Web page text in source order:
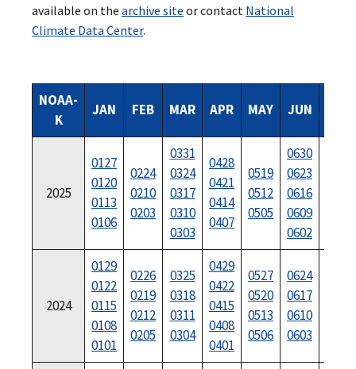
available on the archive site or contact National
Climate Data Center.
NOAA-
K
JAN FEB MAR APR MAY JUN
2025
0127
0120
0113
0106
0224
0210
0203
0331
0324
0317
0310
0303
0428
0421
0414
0407
0519
0512
0505
0630
0623
0616
0609
0602
2024
0129
0122
0115
0108
0101
0226
0219
0212
0205
0325
0318
0311
0304
0429
0422
0415
0408
0401
0527
0520
0513
0506
0624
0617
0610
0603